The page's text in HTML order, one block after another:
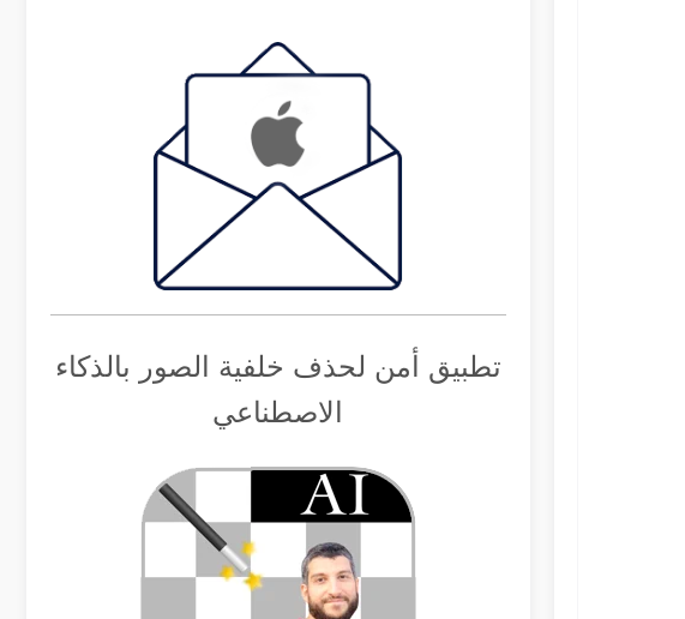
تطبيق أمن لحذف خلفية الصور بالذكاء
الاصطناعي